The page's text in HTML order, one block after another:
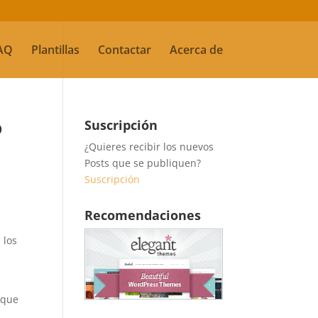
Plantillas Contactar Acerca de
los
Suscripción
¿Quieres recibir los nuevos
Posts que se publiquen?
Suscripción
Recomendaciones